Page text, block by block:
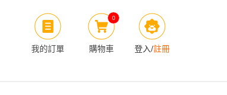
我的訂單
0
購物車 登入/註冊